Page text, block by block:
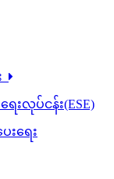
းလုပ်ငန်း(ESE)
းရေး